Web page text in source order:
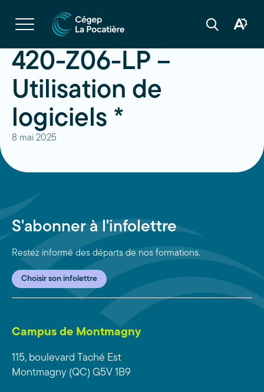
Ouvrir
la
navigation
site
Ouvrir
Ouvrir
420-Z06-LP –
Utilisation de
logiciels *
8 mai 2025
S'abonner à l'infolettre
Restez informé des départs de nos formations.
Choisir son infolettre
Campus de Montmagny
115, boulevard Taché Est
Montmagny (QC) G5V 1B9